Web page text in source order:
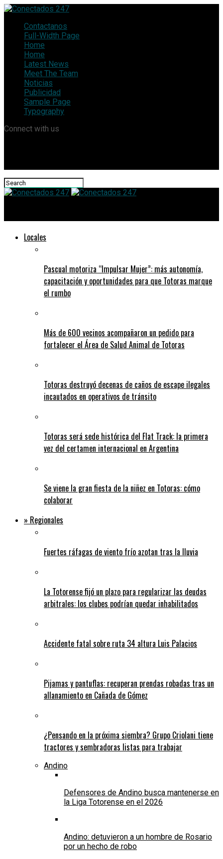
Contactanos
Full-Width Page
Home
Home
Latest News
Meet The Team
Noticias
Publicidad
Sample Page
Typography
Connect with us
Locales
Pascual motoriza “Impulsar Mujer”: más autonomía,
capacitación y oportunidades para que Totoras marque
el rumbo
Más de 600 vecinos acompañaron un pedido para
fortalecer el Área de Salud Animal de Totoras
Totoras destruyó decenas de caños de escape ilegales
incautados en operativos de tránsito
Totoras será sede histórica del Flat Track: la primera
vez del certamen internacional en Argentina
Se viene la gran fiesta de la niñez en Totoras: cómo
colaborar
» Regionales
Fuertes ráfagas de viento frío azotan tras la lluvia
La Totorense fijó un plazo para regularizar las deudas
arbitrales: los clubes podrían quedar inhabilitados
Accidente fatal sobre ruta 34 altura Luis Palacios
Pijamas y pantuflas: recuperan prendas robadas tras un
allanamiento en Cañada de Gómez
¿Pensando en la próxima siembra? Grupo Criolani tiene
tractores y sembradoras listas para trabajar
Andino
Defensores de Andino busca mantenerse en
la Liga Totorense en el 2026
Andino: detuvieron a un hombre de Rosario
por un hecho de robo